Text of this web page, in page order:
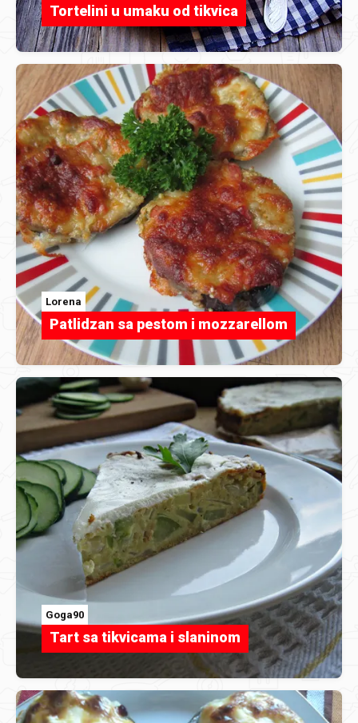
Tortelini u umaku od tikvica
Lorena
Patlidzan sa pestom i mozzarellom
Goga90
Tart sa tikvicama i slaninom